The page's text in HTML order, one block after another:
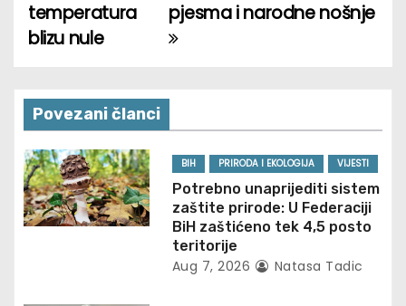
s
n
a
v
i
pjesma i narodne nošnje
temperatura
blizu nule
Povezani članci
BIH PRIRODA I EKOLOGIJA VIJESTI
Potrebno unaprijediti sistem
zaštite prirode: U Federaciji
BiH zaštićeno tek 4,5 posto
teritorije
Aug 7, 2026 Natasa Tadic